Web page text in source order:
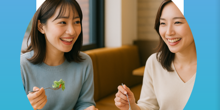
17:00報告書作成、事務作業
| 1日の作業内容をまとめ、
その他依頼事項や
確認を行います。
18:00 退社
※上記は一例です。
働き方は就業先により異なります。